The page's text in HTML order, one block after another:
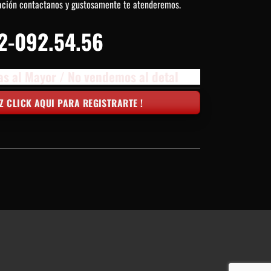
contactanos y gustosamente te atenderemos.
092.54.56
CLICK AQUI PARA REGISTRARTE !